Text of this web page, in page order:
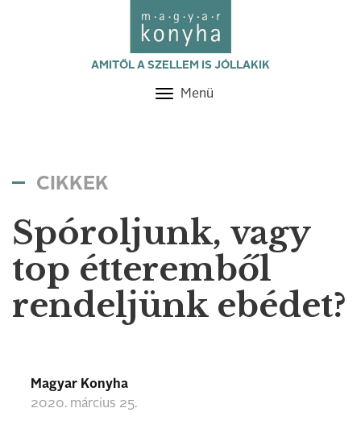
AMITŐL A SZELLEM IS JÓLLAKIK
Toggle
Menü
CIKKEK
Spóroljunk, vagy
top étteremből
rendeljünk ebédet?
Magyar Konyha
2020. március 25.